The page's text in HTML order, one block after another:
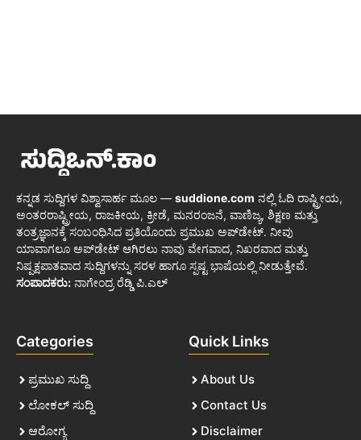
ಕನ್ನಡ ಸುದ್ದಿಗಳ ವಿಶ್ವಾಸಾರ್ಹ ಮೂಲ — suddione.com ನಲ್ಲಿ ಓದಿ ರಾಷ್ಟ್ರೀಯ,
ಅಂತರರಾಷ್ಟ್ರೀಯ, ರಾಜಕೀಯ, ಕ್ರೀಡೆ, ಮನರಂಜನೆ, ವಾಣಿಜ್ಯ, ಶಿಕ್ಷಣ ಮತ್ತು
ತಂತ್ರಜ್ಞಾನಕ್ಕೆ ಸಂಬಂಧಿಸಿದ ಪ್ರತಿಯೊಂದು ಪ್ರಮುಖ ಅಪ್‌ಡೇಟ್. ನೀವು
ಯಾವಾಗಲೂ ಅಪ್‌ಡೇಟ್ ಆಗಿರಲು ನಾವು ವೇಗವಾದ, ನಿಖರವಾದ ಮತ್ತು
ನಿಷ್ಪಕ್ಷಪಾತವಾದ ಸುದ್ದಿಗಳನ್ನು ಸರಳ ಹಾಗೂ ಸ್ಪಷ್ಟ ಭಾಷೆಯಲ್ಲಿ ನೀಡುತ್ತೇವೆ.
ಸಂಪಾದಕರು: ನಾಗೇಂದ್ರ ರೆಡ್ಡಿ ಪಿ.ಎಲ್
Categories
ಪ್ರಮುಖ ಸುದ್ದಿ
ಲೋಕಲ್ ಸುದ್ದಿ
ಆರೋಗ್ಯ
Quick Links
About Us
Contact Us
Disclaimer